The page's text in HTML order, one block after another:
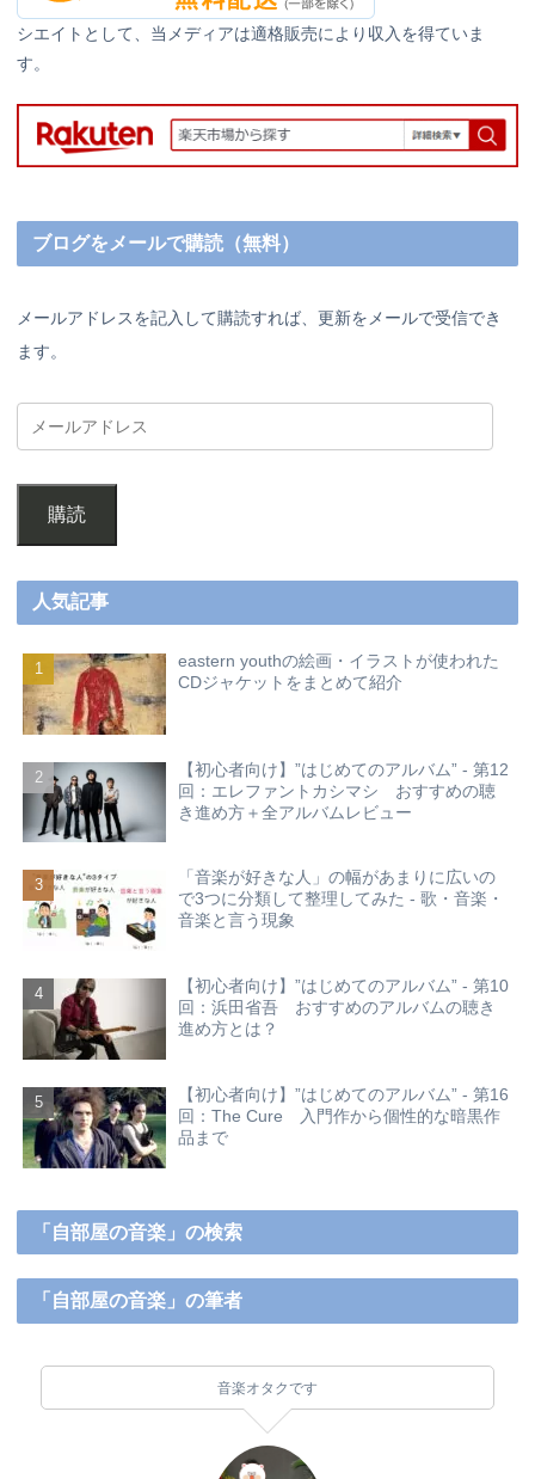
シエイトとして、当メディアは適格販売により収入を得ていま
す。
ブログをメールで購読（無料）
メールアドレスを記入して購読すれば、更新をメールで受信でき
ます。
購読
人気記事
eastern youthの絵画・イラストが使われた
CDジャケットをまとめて紹介
【初心者向け】”はじめてのアルバム” - 第12
回：エレファントカシマシ おすすめの聴
き進め方＋全アルバムレビュー
「音楽が好きな人」の幅があまりに広いの
で3つに分類して整理してみた - 歌・音楽・
音楽と言う現象
【初心者向け】”はじめてのアルバム” - 第10
回：浜田省吾 おすすめのアルバムの聴き
進め方とは？
【初心者向け】”はじめてのアルバム” - 第16
回：The Cure 入門作から個性的な暗黒作
品まで
「自部屋の音楽」の検索
「自部屋の音楽」の筆者
音楽オタクです